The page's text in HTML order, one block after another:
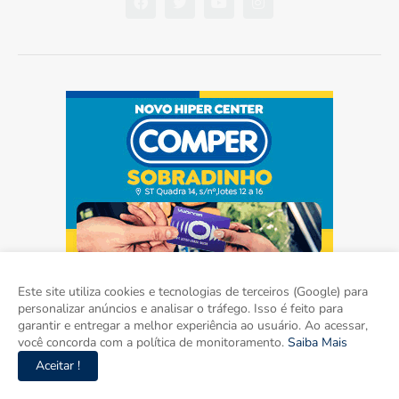
Este site utiliza cookies e tecnologias de terceiros (Google) para
personalizar anúncios e analisar o tráfego. Isso é feito para
garantir e entregar a melhor experiência ao usuário. Ao acessar,
você concorda com a política de monitoramento. Saiba Mais
Aceitar !